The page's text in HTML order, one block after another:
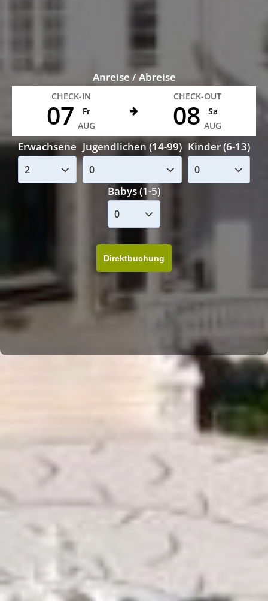
Anreise / Abreise
CHECK-IN
07
Fr
AUG
CHECK-OUT
08
Sa
AUG
Erwachsene Jugendlichen (14-99) Kinder (6-13)
Babys (1-5)